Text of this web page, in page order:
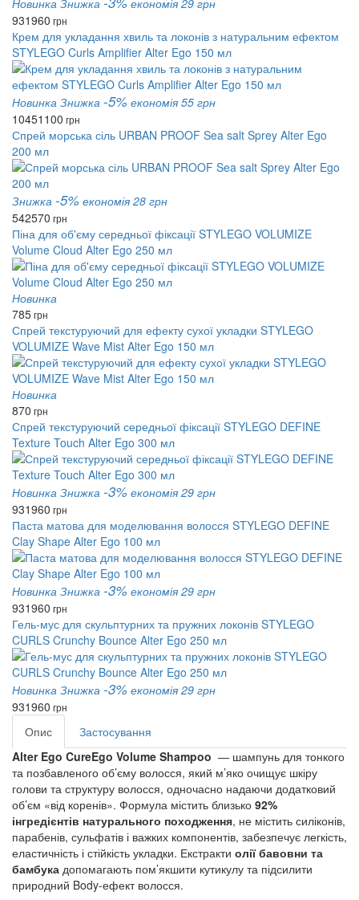
Новинка Знижка
економія 29 грн
931960 грн
Крем для укладання хвиль та локонів з натуральним ефектом
STYLEGO Curls Amplifier Alter Ego 150 мл
Новинка Знижка -5% економія 55 грн
10451100 грн
Спрей морська сіль URBAN PROOF Sea salt Sprey Alter Ego
200 мл
Знижка -5% економія 28 грн
542570 грн
Піна для об'єму середньої фіксації STYLEGO VOLUMIZE
Volume Cloud Alter Ego 250 мл
Новинка
785грн
Спрей текстуруючий для ефекту сухої укладки STYLEGO
VOLUMIZE Wave Mist Alter Ego 150 мл
Новинка
870 грн
Спрей текстуруючий середньої фіксації STYLEGO DEFINE
Texture Touch Alter Ego 300 мл
Новинка Знижка -3% економія 29 грн
931960 грн
Паста матова для моделювання волосся STYLEGO DEFINE
Clay Shape Alter Ego 100 мл
Новинка Знижка -3% економія 29 грн
931960 грн
Гель-мус для скульптурних та пружних локонів STYLEGO
CURLS Crunchy Bounce Alter Ego 250 мл
Новинка Знижка -3% економія 29 грн
931960 грн
Опис
Застосування
Alter Ego CureEgo Volume Shampoo — шампунь для тонкого
та позбавленого об’єму волосся, який м’яко очищує шкіру
голови та структуру волосся, одночасно надаючи додатковий
об’єм «від коренів». Формула містить близько 92%
інгредієнтів натурального походження, не містить силіконів,
парабенів, сульфатів і важких компонентів, забезпечує легкість,
еластичність і стійкість укладки. Екстракти олії бавовни та
бамбука допомагають пом’якшити кутикулу та підсилити
природний Body-ефект волосся.